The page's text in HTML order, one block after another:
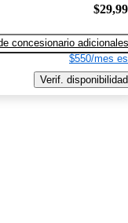
concesionario adicionales
$550/mes
Verif. disponibilidad